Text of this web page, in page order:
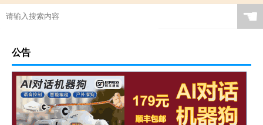
☚
公告